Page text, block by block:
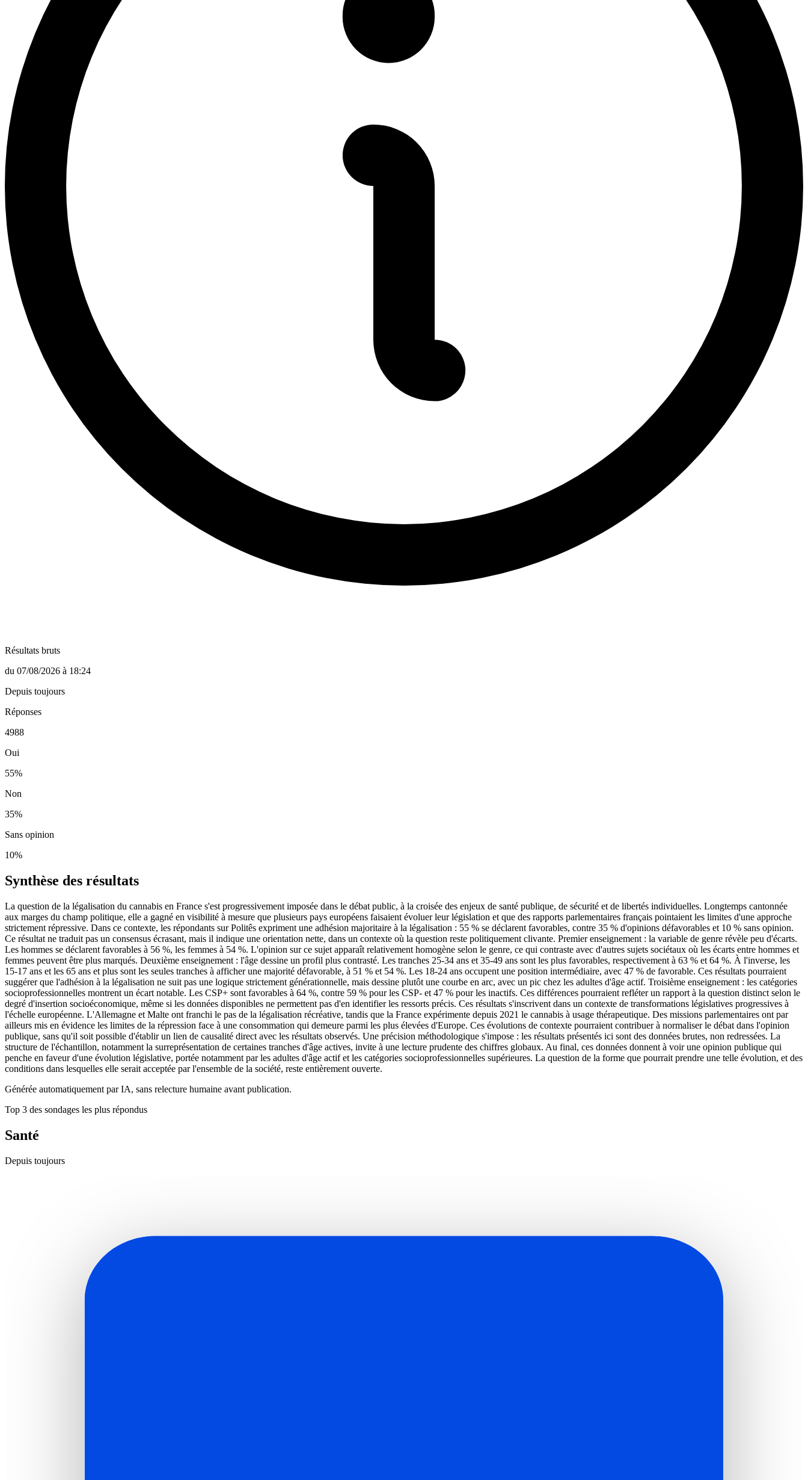
Résultats bruts
du 07/08/2026 à 18:24
Depuis toujours
Réponses
4988
Oui
55%
Non
35%
Sans opinion
10%
Synthèse des résultats
La question de la légalisation du cannabis en France s'est progressivement imposée dans le débat public, à la croisée des enjeux de santé publique, de sécurité et de libertés individuelles. Longtemps cantonnée
aux marges du champ politique, elle a gagné en visibilité à mesure que plusieurs pays européens faisaient évoluer leur législation et que des rapports parlementaires français pointaient les limites d'une approche
strictement répressive. Dans ce contexte, les répondants sur Politês expriment une adhésion majoritaire à la légalisation : 55 % se déclarent favorables, contre 35 % d'opinions défavorables et 10 % sans opinion.
Ce résultat ne traduit pas un consensus écrasant, mais il indique une orientation nette, dans un contexte où la question reste politiquement clivante. Premier enseignement : la variable de genre révèle peu d'écarts.
Les hommes se déclarent favorables à 56 %, les femmes à 54 %. L'opinion sur ce sujet apparaît relativement homogène selon le genre, ce qui contraste avec d'autres sujets sociétaux où les écarts entre hommes et
femmes peuvent être plus marqués. Deuxième enseignement : l'âge dessine un profil plus contrasté. Les tranches 25-34 ans et 35-49 ans sont les plus favorables, respectivement à 63 % et 64 %. À l'inverse, les
15-17 ans et les 65 ans et plus sont les seules tranches à afficher une majorité défavorable, à 51 % et 54 %. Les 18-24 ans occupent une position intermédiaire, avec 47 % de favorable. Ces résultats pourraient
suggérer que l'adhésion à la légalisation ne suit pas une logique strictement générationnelle, mais dessine plutôt une courbe en arc, avec un pic chez les adultes d'âge actif. Troisième enseignement : les catégories
socioprofessionnelles montrent un écart notable. Les CSP+ sont favorables à 64 %, contre 59 % pour les CSP- et 47 % pour les inactifs. Ces différences pourraient refléter un rapport à la question distinct selon le
degré d'insertion socioéconomique, même si les données disponibles ne permettent pas d'en identifier les ressorts précis. Ces résultats s'inscrivent dans un contexte de transformations législatives progressives à
l'échelle européenne. L'Allemagne et Malte ont franchi le pas de la légalisation récréative, tandis que la France expérimente depuis 2021 le cannabis à usage thérapeutique. Des missions parlementaires ont par
ailleurs mis en évidence les limites de la répression face à une consommation qui demeure parmi les plus élevées d'Europe. Ces évolutions de contexte pourraient contribuer à normaliser le débat dans l'opinion
publique, sans qu'il soit possible d'établir un lien de causalité direct avec les résultats observés. Une précision méthodologique s'impose : les résultats présentés ici sont des données brutes, non redressées. La
structure de l'échantillon, notamment la surreprésentation de certaines tranches d'âge actives, invite à une lecture prudente des chiffres globaux. Au final, ces données donnent à voir une opinion publique qui
penche en faveur d'une évolution législative, portée notamment par les adultes d'âge actif et les catégories socioprofessionnelles supérieures. La question de la forme que pourrait prendre une telle évolution, et des
conditions dans lesquelles elle serait acceptée par l'ensemble de la société, reste entièrement ouverte.
Générée automatiquement par IA, sans relecture humaine avant publication.
Top 3 des sondages les plus répondus
Santé
Depuis toujours